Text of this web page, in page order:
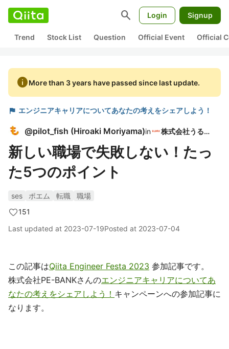
search Login Signup
Trend Stock List Question Official Event Official
infoMore than 3 years have passed since last update.
flag エンジニアキャリアについてあなたの考えをシェアしよう！
@pilot_fish (Hiroaki Moriyama)in 株式会社うるる
新しい職場で失敗しない！たっ
た5つのポイント
ses ポエム 転職
職場
151
Last updated at 2023-07-19Posted at 2023-07-04
この記事はQiita Engineer Festa 2023 参加記事です。
株式会社PE-BANKさんのエンジニアキャリアについてあ
なたの考えをシェアしよう！ キャンペーンへの参加記事に
なります。